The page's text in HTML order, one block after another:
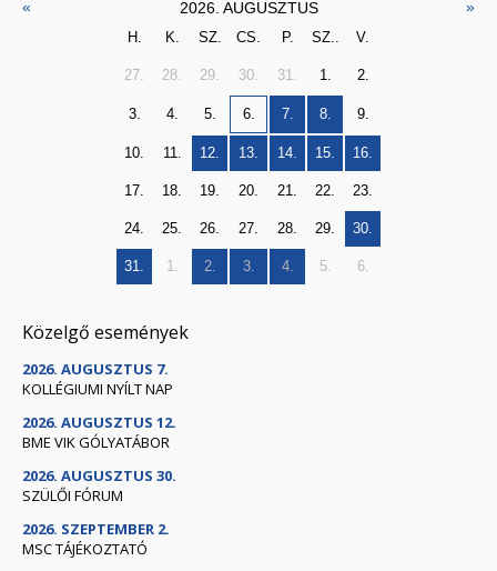
« 2026. AUGUSZTUS »
H. K. SZ. CS. P. SZ.. V.
27. 28. 29. 30. 31. 1. 2.
3. 4. 5. 6. 7. 8. 9.
10. 11. 12. 13. 14. 15. 16.
17. 18. 19. 20. 21. 22. 23.
24. 25. 26. 27. 28. 29. 30.
31. 1. 2. 3. 4. 5. 6.
Közelgő események
2026. AUGUSZTUS 7.
KOLLÉGIUMI NYÍLT NAP
2026. AUGUSZTUS 12.
BME VIK GÓLYATÁBOR
2026. AUGUSZTUS 30.
SZÜLŐI FÓRUM
2026. SZEPTEMBER 2.
MSC TÁJÉKOZTATÓ